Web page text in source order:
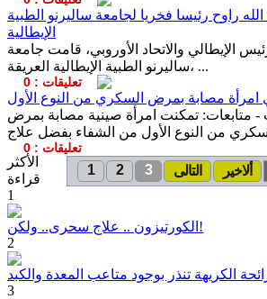
راوح رئيسا فخريا لجامعة ساليرنو الطبية
الإيطالية
الإيطالي والاتحاد الأوروبي، قامت جامعة
ساليرنو الطبية الإيطالية العريقة، ...
تعليقات : 0
امرأة مصابة بمرض السكري من النوع الأول
- متابعات: تمكنت امرأة صينية مصابة بمرض
تعليقات : 0
1 2 3 التالى ألاخير
الأكثر
قراءة
1
الكورتيزون .. علاج سحرى.. ولكن!
2
الكريهة تنذر بوجود متاعب المعدة والكبد
3